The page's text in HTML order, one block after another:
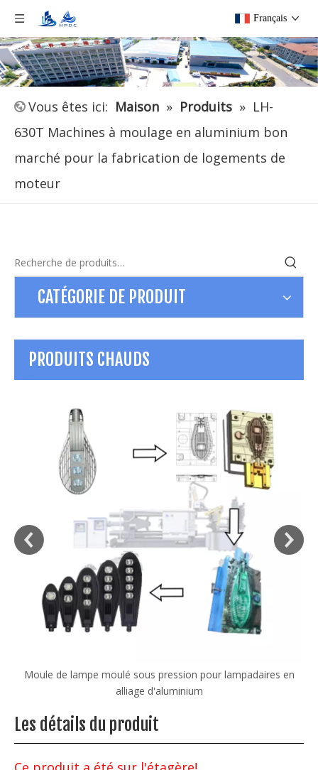
Français
Vous êtes ici: Maison » Produits » LH-
630T Machines à moulage en aluminium bon
marché pour la fabrication de logements de
moteur
CATÉGORIE DE PRODUIT
PRODUITS CHAUDS
Moule de lampe moulé sous pression pour lampadaires en
alliage d'aluminium
Les détails du produit